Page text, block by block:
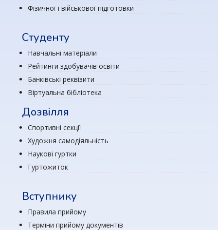
Фізичної і військової підготовки
Студенту
Навчальні матеріали
Рейтинги здобувачів освіти
Банківські реквізити
Віртуальна бібліотека
Дозвілля
Спортивні секції
Художня самодіяльність
Наукові гуртки
Гуртожиток
Вступнику
Правила прийому
Терміни прийому документів